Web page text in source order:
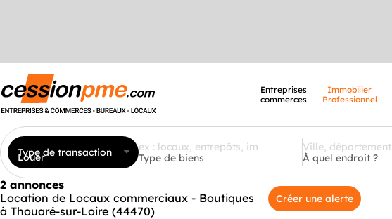
Entreprises
commerces
Immobilier
Professionnel
Type de transaction
Louer Type de biens À quel endroit ?
2 annonces
Location de Locaux commerciaux - Boutiques
à Thouaré-sur-Loire (44470)
Créer une alerte